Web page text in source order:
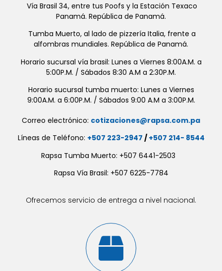
Vía Brasil 34, entre tus Poofs y la Estación Texaco
Panamá. República de Panamá.
Tumba Muerto, al lado de pizzería Italia, frente a
alfombras mundiales. República de Panamá.
Horario sucursal vía brasil: Lunes a Viernes 8:00A.M. a
5:00P.M. / Sábados 8:30 A.M a 2:30P.M.
Horario sucursal tumba muerto: Lunes a Viernes
9:00A.M. a 6:00P.M. / Sábados 9:00 A.M a 3:00P.M.
Correo electrónico: cotizaciones@rapsa.com.pa
Líneas de Teléfono: +507 223-2947 / +507 214- 8544
Rapsa Tumba Muerto: +507 6441-2503
Rapsa Vía Brasil: +507 6225-7784
Ofrecemos servicio de entrega a nivel nacional.